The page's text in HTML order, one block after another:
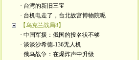
· 台湾的新旧三宝
· 台机电走了，台北故宫博物院呢
【乌克兰战局8】
· 中国军援：俄国的投名状不够
· 谈谈沙希德-136无人机
· 俄乌战争：在爆炸声中升级